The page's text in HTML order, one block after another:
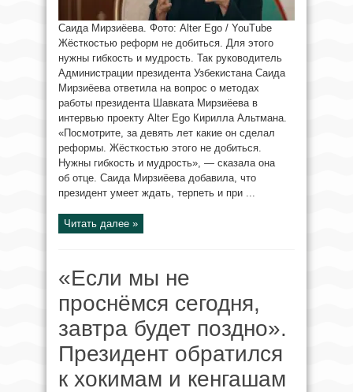
Саида Мирзиёева. Фото: Alter Ego / YouTube
Жёсткостью реформ не добиться. Для этого
нужны гибкость и мудрость. Так руководитель
Администрации президента Узбекистана Саида
Мирзиёева ответила на вопрос о методах
работы президента Шавката Мирзиёева в
интервью проекту Alter Ego Кирилла Альтмана.
«Посмотрите, за девять лет какие он сделал
реформы. Жёсткостью этого не добиться.
Нужны гибкость и мудрость», — сказала она
об отце. Саида Мирзиёева добавила, что
президент умеет ждать, терпеть и при ...
Читать далее »
«Если мы не
проснёмся сегодня,
завтра будет поздно».
Президент обратился
к хокимам и кенгашам